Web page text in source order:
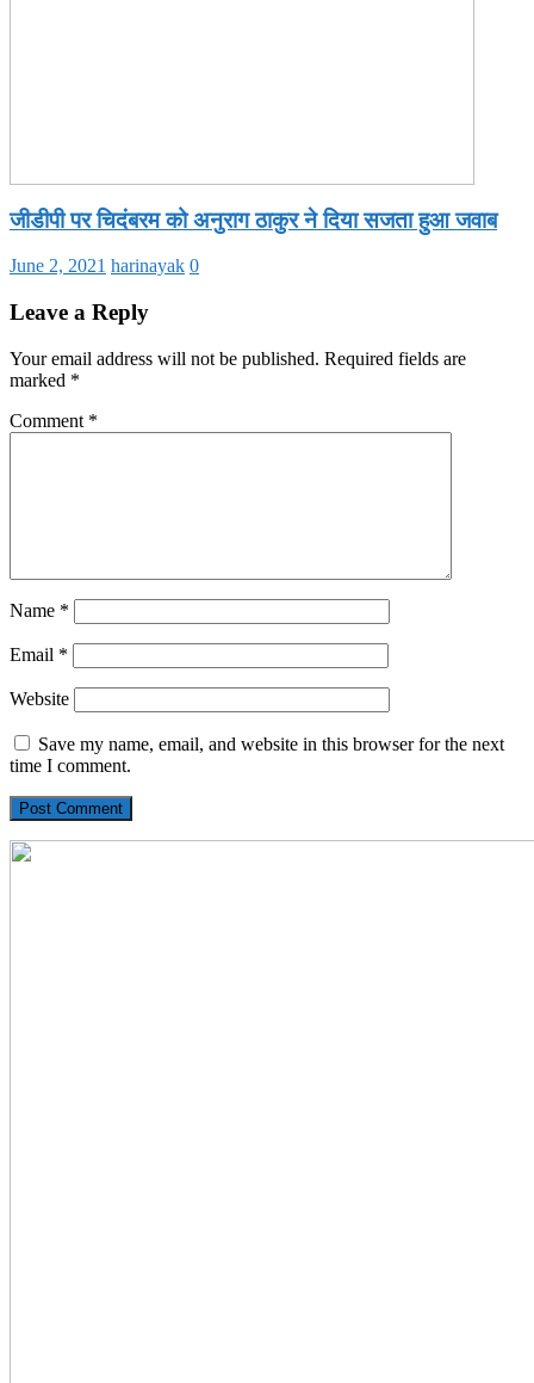
जीडीपी पर चिदंबरम को अनुराग ठाकुर ने दिया सजता हुआ जवाब
June 2, 2021 harinayak 0
Leave a Reply
Your email address will not be published. Required fields are
marked *
Comment *
Name *
Email *
Website
Save my name, email, and website in this browser for the next
time I comment.